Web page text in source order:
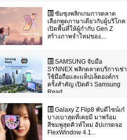
ซัมซุงพลิกเกมการตลาด
เลือกพูดภาษาเดียวกับผู้บริโภค
เปิดพื้นที่ให้ผู้กำกับ Gen Z
สร้างภาพจำใหม่ของ...
SAMSUNG จับมือ
SYNNEX พลิกตลาดบริการเช่า
ใช้มือถือและแท็ปเล็ตองค์กร
ครั้งสำคัญ เปิดตัว Samsung
Read...
Galaxy Z Flip8 พับดีไซน์เก๋
บางเบาสุดที่เคยมี มาพร้อม
สีชมพูสุดคิวท์ใหม่ อัปเกรดจอ
FlexWindow 4.1...